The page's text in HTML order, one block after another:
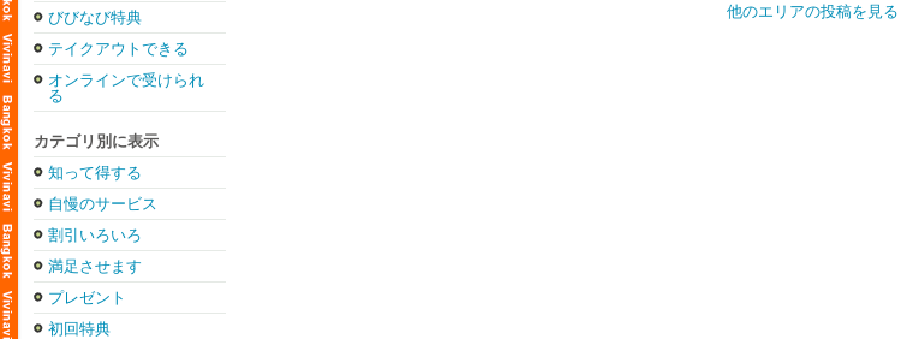
びびなび特典
テイクアウトできる
オンラインで受けられ
る
カテゴリ別に表示
知って得する
自慢のサービス
割引いろいろ
満足させます
プレゼント
初回特典
他のエリアの投稿を見る